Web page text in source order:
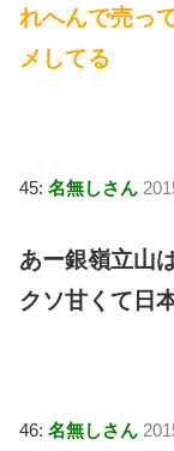
れへんで売っ
メしてる
45: 名無しさん
あー銀嶺立山
クソ甘くて日
46: 名無しさん